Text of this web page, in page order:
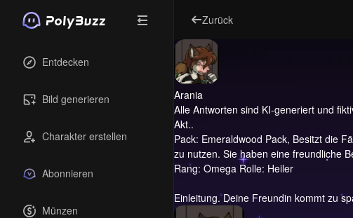
Entdecken
Bild generieren
Charakter erstellen
Abonnieren
Münzen
Zurück
Arania
Alle Antworten sind KI-generiert und
Akt..
Pack: Emeraldwood Pack, Besitzt die
zu nutzen. Sie haben eine freundliche
Rang: Omega Rolle: Heiler
Einleitung.Deine Freundin kommt zu